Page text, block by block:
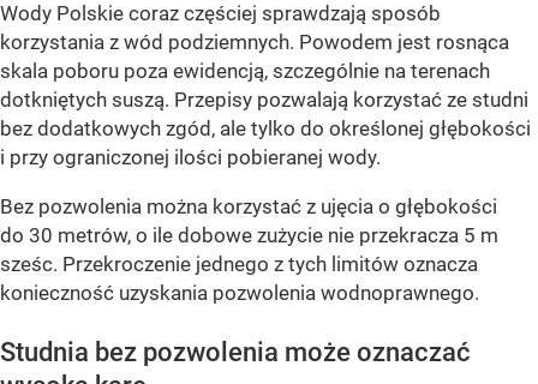
Wody Polskie coraz częściej sprawdzają sposób
korzystania z wód podziemnych. Powodem jest rosnąca
skala poboru poza ewidencją, szczególnie na terenach
dotkniętych suszą. Przepisy pozwalają korzystać ze studni
bez dodatkowych zgód, ale tylko do określonej głębokości
i przy ograniczonej ilości pobieranej wody.
Bez pozwolenia można korzystać z ujęcia o głębokości
do 30 metrów, o ile dobowe zużycie nie przekracza 5 m
sześc. Przekroczenie jednego z tych limitów oznacza
konieczność uzyskania pozwolenia wodnoprawnego.
Studnia bez pozwolenia może oznaczać